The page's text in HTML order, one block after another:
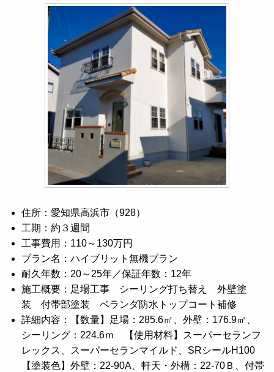
住所：愛知県高浜市（928）
工期：約３週間
工事費用：110～130万円
プラン名：ハイブリット無機プラン
耐久年数：20～25年／保証年数：12年
施工概要：足場工事 シーリング打ち替え 外壁塗
装 付帯部塗装 ベランダ防水トップコート補修
詳細内容：【数量】足場：285.6㎡、外壁：176.9㎡、
シーリング：224.6ｍ 【使用材料】スーパーセランフ
レックス、スーパーセランマイルド、SRシールH100
【塗装色】外壁：22-90A、軒天・外構：22-70Ｂ、付帯